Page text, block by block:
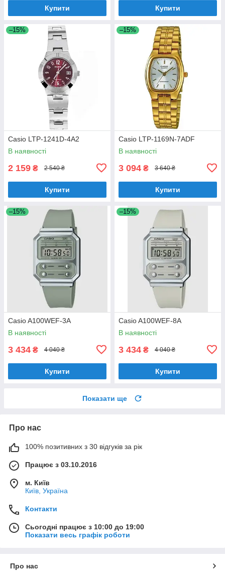
Купити Купити
–15%
Casio LTP-1241D-4A2
В наявності
2 159 ₴ 2 540 ₴
Купити
–15%
Casio LTP-1169N-7ADF
В наявності
3 094 ₴ 3 640 ₴
Купити
–15%
Casio A100WEF-3A
В наявності
3 434 ₴ 4 040 ₴
Купити
–15%
Casio A100WEF-8A
В наявності
3 434 ₴ 4 040 ₴
Купити
Показати ще
Про нас
100% позитивних з 30 відгуків за рік
Працює з 03.10.2016
м. Київ
Київ, Україна
Контакти
Сьогодні працює з 10:00 до 19:00
Показати весь графік роботи
Про нас